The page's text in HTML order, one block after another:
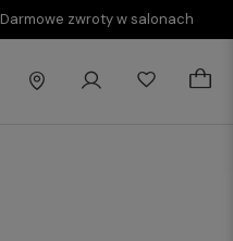
Darmowe zwroty w salonach